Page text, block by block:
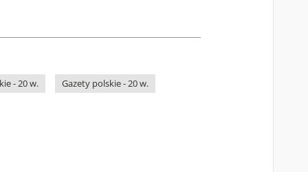
- 20 w.
Gazety polskie - 20 w.